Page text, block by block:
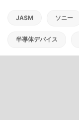
JASM ソニー
半導体デバイス